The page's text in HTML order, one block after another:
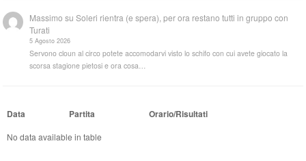
Massimo suSoleri rientra (e spera), per ora restano tutti in gruppo con
Turati
5 Agosto 2026
Servono cloun al circo potete accomodarvi visto lo schifo con cui avete giocato la
scorsa stagione pietosi e ora cosa…
Data Partita Orario/Risultati
No data available in table